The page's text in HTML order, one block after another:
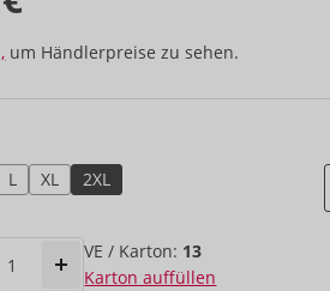
um Händlerpreise zu sehen.
L XL 2XL
VE / Karton: 13
Karton auffüllen